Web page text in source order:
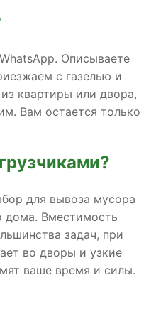
Описываете
с газелью и
квартиры или двора,
Вам остается только
для вывоза мусора
дома. Вместимость
задач, при
во дворы и узкие
ваше время и силы.